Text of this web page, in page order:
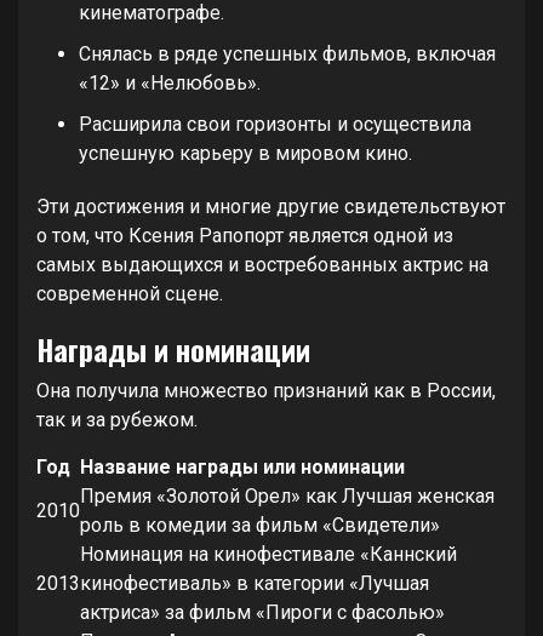
кинематографе.
Снялась в ряде успешных фильмов, включая
«12» и «Нелюбовь».
Расширила свои горизонты и осуществила
успешную карьеру в мировом кино.
Эти достижения и многие другие свидетельствуют
о том, что Ксения Рапопорт является одной из
самых выдающихся и востребованных актрис на
современной сцене.
Награды и номинации
Она получила множество признаний как в России,
так и за рубежом.
Год Название награды или номинации
2010
Премия «Золотой Орел» как Лучшая женская
роль в комедии за фильм «Свидетели»
2013
Номинация на кинофестивале «Каннский
кинофестиваль» в категории «Лучшая
актриса» за фильм «Пироги с фасолью»